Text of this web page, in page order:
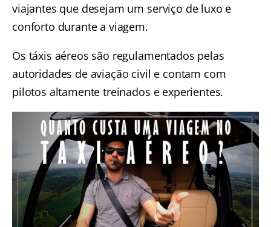
viajantes que desejam um serviço de luxo e
conforto durante a viagem.
Os táxis aéreos são regulamentados pelas
autoridades de aviação civil e contam com
pilotos altamente treinados e experientes.